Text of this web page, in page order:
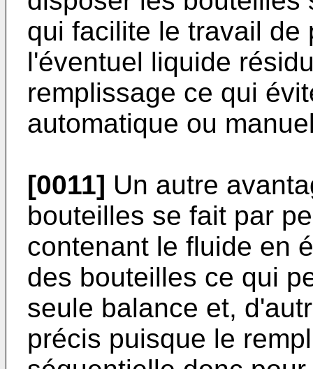
qui facilite le travail de
l'éventuel liquide
remplissage ce qui
automatique ou
[0011] Un autre
bouteilles se fait par
contenant le fluide en
des bouteilles ce qui
seule balance et,
précis puisque le